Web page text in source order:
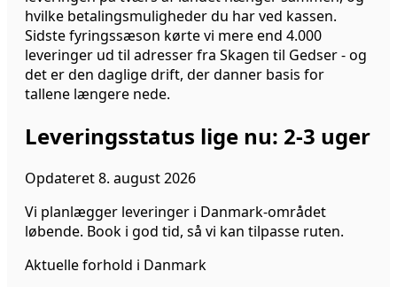
hvilke betalingsmuligheder du har ved kassen.
Sidste fyringssæson kørte vi mere end 4.000
leveringer ud til adresser fra Skagen til Gedser - og
det er den daglige drift, der danner basis for
tallene længere nede.
Leveringsstatus lige nu: 2-3 uger
Opdateret8. august 2026
Vi planlægger leveringer i Danmark-området
løbende. Book i god tid, så vi kan tilpasse ruten.
Aktuelle forhold i Danmark